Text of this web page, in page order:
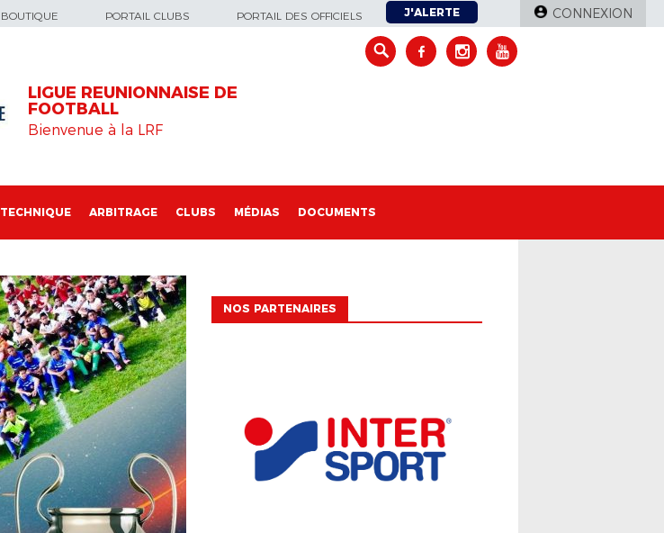
BOUTIQUE PORTAIL CLUBS PORTAIL DES OFFICIELS J'ALERTE CONNEXION
LIGUE REUNIONNAISE DE
FOOTBALL
Bienvenue à la LRF
TECHNIQUE ARBITRAGE CLUBS MÉDIAS DOCUMENTS
NOS PARTENAIRES